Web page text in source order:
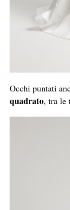
Occhi puntati
quadrato, tra le